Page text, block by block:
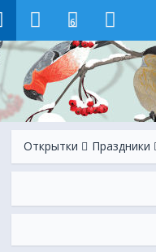
6
Открытки Праздники